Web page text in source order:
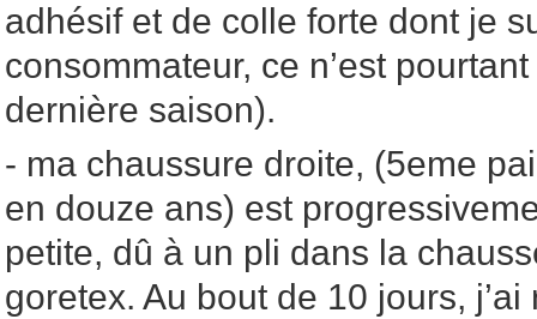
adhésif et de colle forte dont je
consommateur, ce n’est
dernière saison).
- ma chaussure droite, (5eme
en douze ans) est
petite, dû à un pli dans la
goretex. Au bout de 10 jours,